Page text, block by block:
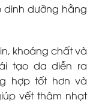
dinh dưỡng hằng
khoáng chất và
tạo da diễn ra
hợp tốt hơn và
vết thâm nhạt